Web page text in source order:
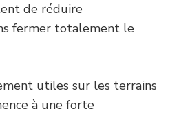
de réduire
fermer totalement le
utiles sur les terrains
à une forte